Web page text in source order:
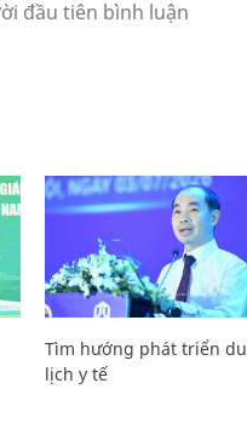
Tìm hướng phát triển du
lịch y tế